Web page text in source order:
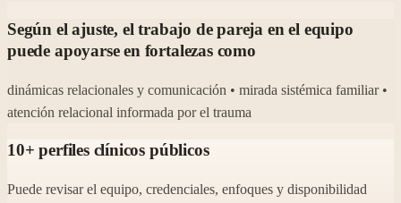
Según el ajuste, el trabajo de pareja en el equipo
puede apoyarse en fortalezas como
dinámicas relacionales y comunicación • mirada sistémica familiar •
atención relacional informada por el trauma
10+ perfiles clínicos públicos
Puede revisar el equipo, credenciales, enfoques y disponibilidad